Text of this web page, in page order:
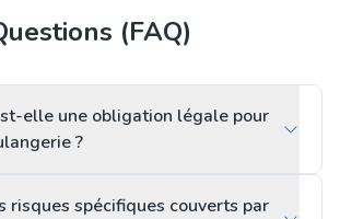
(FAQ)
elle une obligation légale pour
?
risques spécifiques couverts par